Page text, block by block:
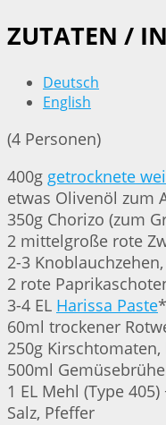
ZUTATEN /
Deutsch
English
(4 Personen)
400g getrocknete
etwas Olivenöl zum
350g Chorizo (zum
2 mittelgroße rote
2-3
2 rote
3-4 EL Harissa Paste*
60ml trockener
250g
500ml Gemüsebrühe
1 EL Mehl (Type
Salz, Pfeffer